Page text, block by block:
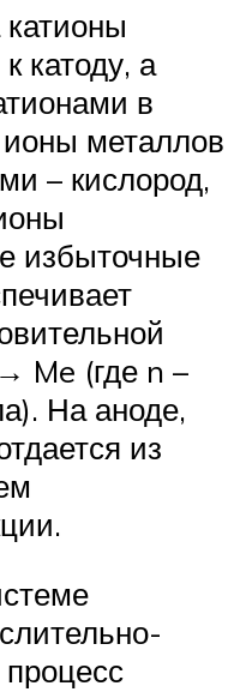
катионы
катоду, а
в
металлов
– кислород,
избыточные
Me (где n –
На аноде,
из